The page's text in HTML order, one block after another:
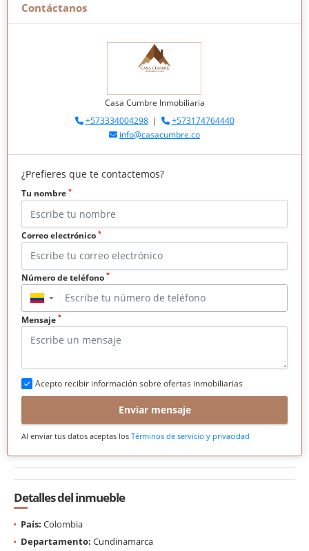
Contáctanos
Casa Cumbre Inmobiliaria
+573334004298|
+573174764440
info@casacumbre.co
¿Prefieres que te contactemos?
Tu nombre *
Correo electrónico *
Número de teléfono *
▼
Mensaje *
Acepto recibir información sobre ofertas inmobiliarias
Enviar mensaje
Al enviar tus datos aceptas los Términos de servicio y privacidad
Detalles del inmueble
País: Colombia
Departamento: Cundinamarca